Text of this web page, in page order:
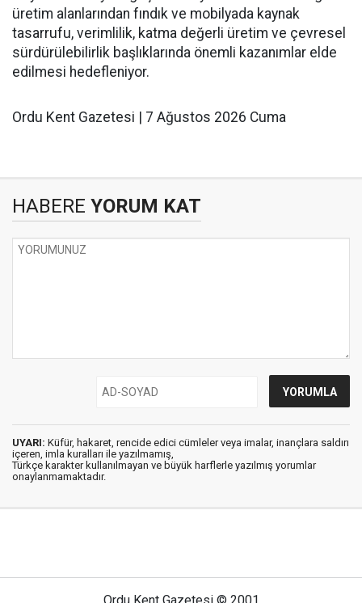
üretim alanlarından fındık ve mobilyada kaynak
tasarrufu, verimlilik, katma değerli üretim ve çevresel
sürdürülebilirlik başlıklarında önemli kazanımlar elde
edilmesi hedefleniyor.
Ordu Kent Gazetesi | 7 Ağustos 2026 Cuma
HABERE YORUM KAT
UYARI: Küfür, hakaret, rencide edici cümleler veya imalar, inançlara saldırı
içeren, imla kuralları ile yazılmamış,
Türkçe karakter kullanılmayan ve büyük harflerle yazılmış yorumlar
onaylanmamaktadır.